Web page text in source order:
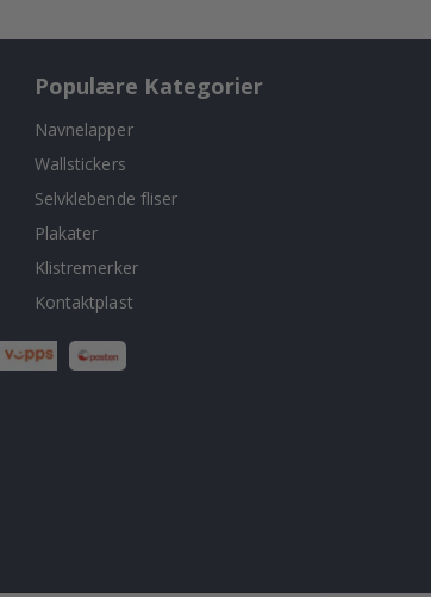
Populære Kategorier
Navnelapper
Wallstickers
Selvklebende fliser
Plakater
Klistremerker
Kontaktplast